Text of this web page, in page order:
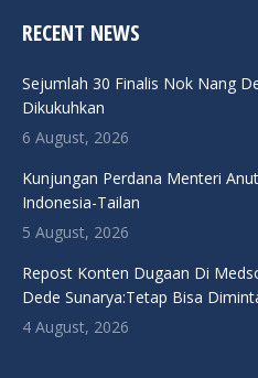
RECENT NEWS
Sejumlah 30 Finalis Nok Nang
Dikukuhkan
6 August, 2026
Kunjungan Perdana Menteri
Indonesia-Tailan
5 August, 2026
Repost Konten Dugaan Di
Dede Sunarya:Tetap Bisa
4 August, 2026